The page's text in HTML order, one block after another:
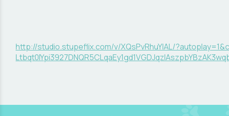
http://studio.stupeflix.com/v/XQsPvRhuYIAL/